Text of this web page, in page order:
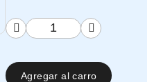
Agregar al carro